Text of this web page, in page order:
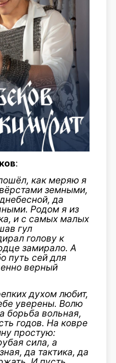
:
как меряю я
земными,
да
Родом я из
и с самых малых
гул
голову к
замирало. А
путь сей для
верный
духом любит,
уверены. Волю
борьба вольная,
годов. На ковре
простую:
сила, а
да тактика, да